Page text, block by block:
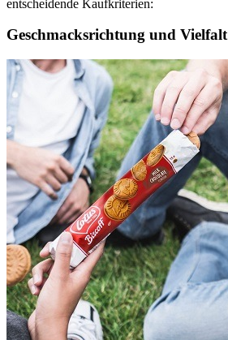
entscheidende Kaufkriterien:
Geschmacksrichtung und Vielfalt